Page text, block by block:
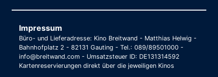
Impressum
Büro- und Lieferadresse: Kino Breitwand - Matthias Helwig -
Bahnhofplatz 2 - 82131 Gauting - Tel.: 089/89501000 -
info@breitwand.com - Umsatzsteuer ID: DE131314592
Kartenreservierungen direkt über die jeweiligen Kinos